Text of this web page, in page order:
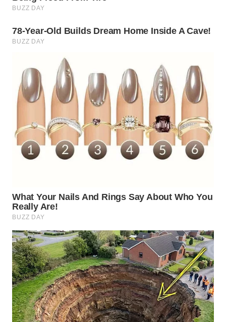
WN
WN
BINTAN
WN
MANDALIKA
WN
WN
LABUANBAJO
WN
BORNEO
Wahana
Media
Group
WAHANA